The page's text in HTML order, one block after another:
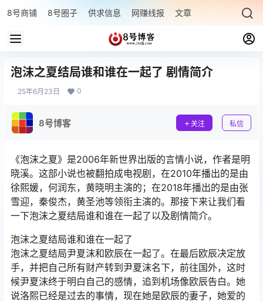
8号商铺 8号圈子 供求信息 网赚线报 文章专题 最新文章
泡沫之夏结局谁和谁在一起了 剧情简介
25年6月23日 0
8号博客 关注 私信
《泡沫之夏》是2006年新世界出版的言情小说，作者是明
晓溪。这部小说也被翻拍成电视剧，在2010年播出的是由
徐熙媛，何润东，黄晓明主演的；在2018年播出的是由张
雪迎，秦俊杰，黄圣池等领衔主演的。那接下来让我们看
一下泡沫之夏结局谁和谁在一起了以及剧情简介。
泡沫之夏结局谁和谁在一起了
泡沫之夏结局尹夏沫和欧辰在一起了。在最后欧辰决定放
手，并把自己所有财产转到尹夏沫名下，前往国外，这时
候尹夏沫终于明白自己的感情，追到机场像欧辰告白。她
说洛熙已经是过去的事情，现在她是欧辰的妻子，她爱的